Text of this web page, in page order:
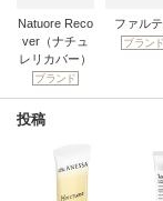
Natuore Reco
ver（ナチュ
レリカバー）
ブランド
ファル
ブランド
投稿